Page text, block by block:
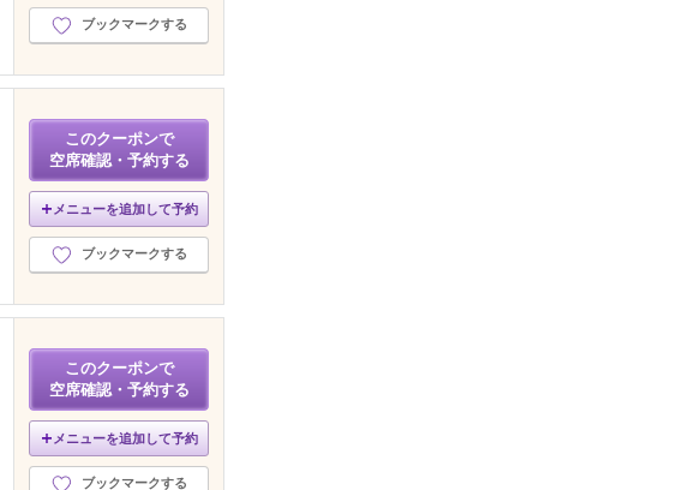
ブックマークする
このクーポンで
空席確認・予約する
メニューを追加して予約
ブックマークする
このクーポンで
空席確認・予約する
メニューを追加して予約
ブックマークする